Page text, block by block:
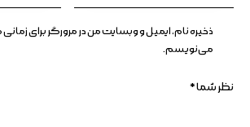
ذخیره نام، ایمیل و وبسایت من در مرورگر برای
می‌نویسم.